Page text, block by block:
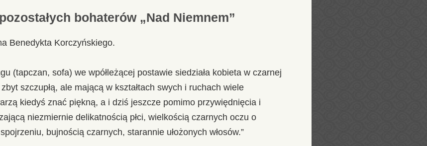
bohaterów „Nad Niemnem”
Benedykta Korczyńskiego.
(tapczan, sofa) we wpółleżącej postawie siedziała kobieta w czarnej
szczupłą, ale mającą w kształtach swych i ruchach wiele
kiedyś znać piękną, a i dziś jeszcze pomimo przywiędnięcia i
niezmiernie delikatnością płci, wielkością czarnych oczu o
bujnością czarnych, starannie ułożonych włosów.”